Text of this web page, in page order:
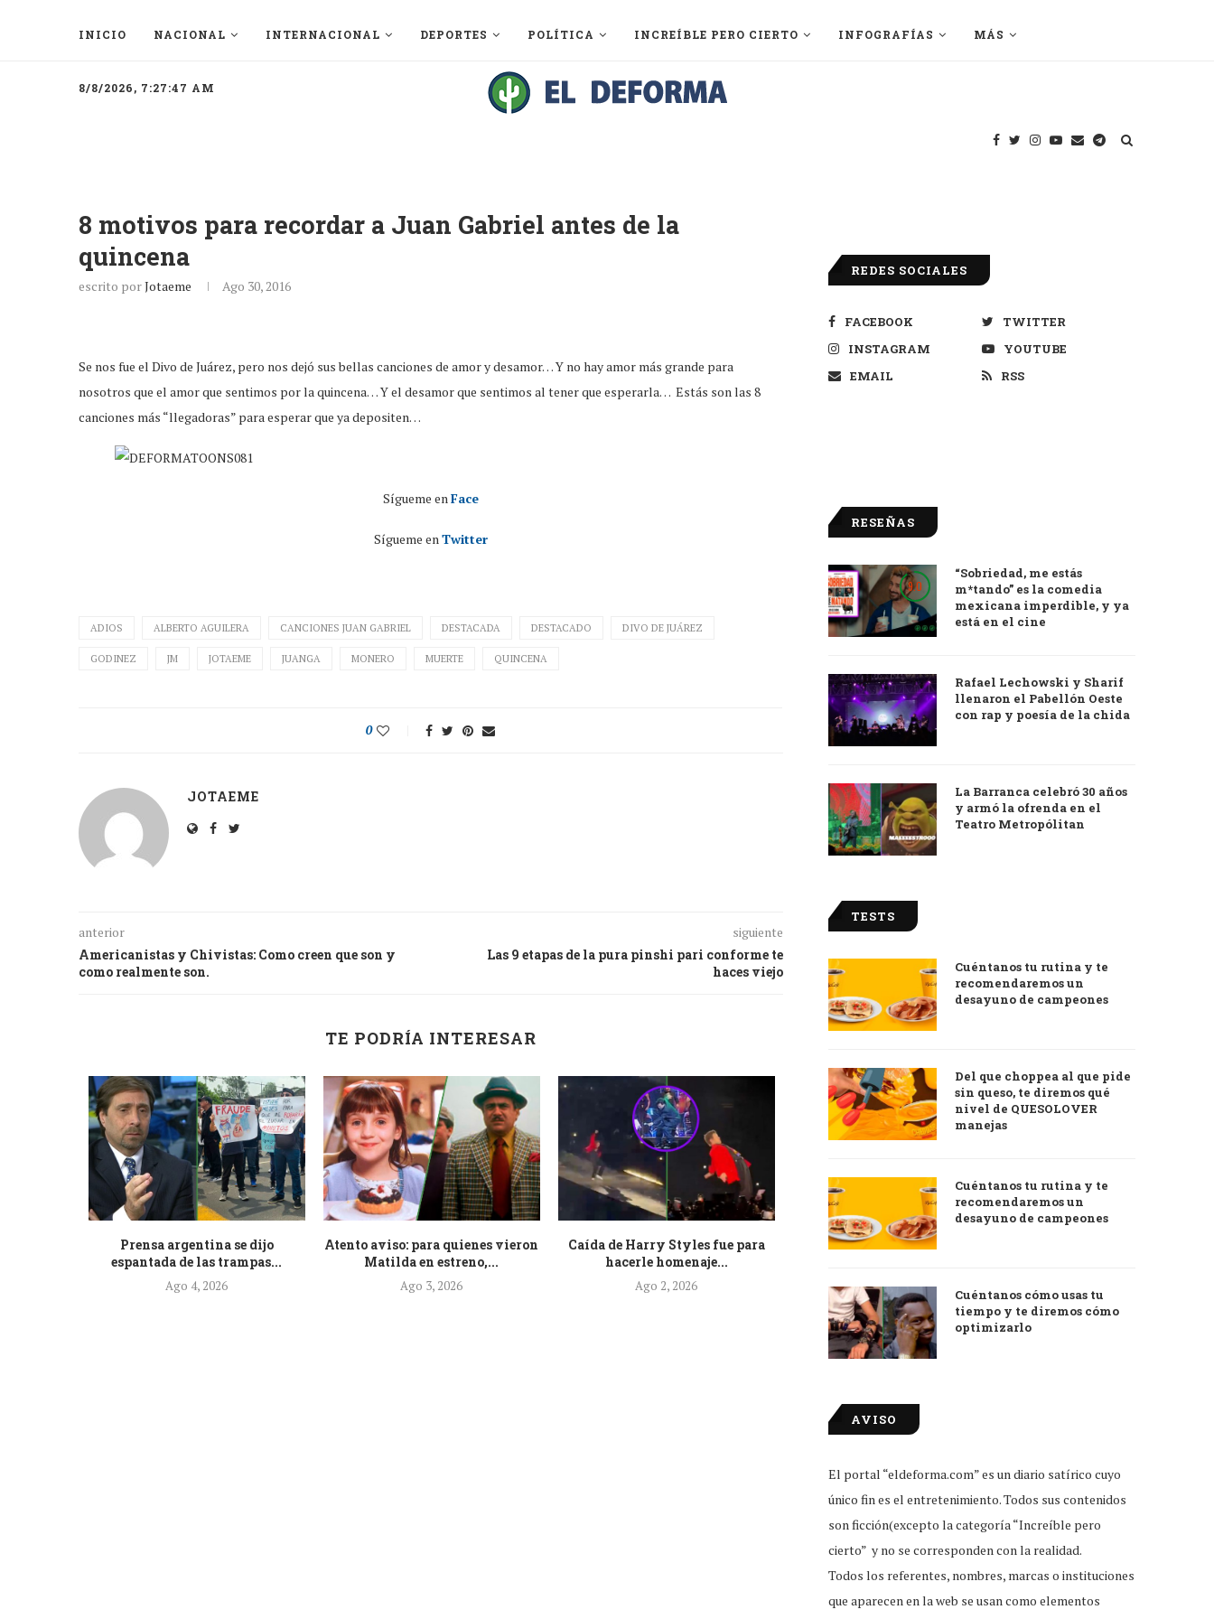
INICIO NACIONAL INTERNACIONAL DEPORTES POLÍTICA INCREÍBLE PERO CIERTO INFOGRAFÍAS MÁS
8/8/2026, 7:27:47 AM
8 motivos para recordar a Juan Gabriel antes de la
quincena
escrito porJotaeme Ago 30, 2016
Se nos fue el Divo de Juárez, pero nos dejó sus bellas canciones de amor y desamor… Y no hay amor más grande para
nosotros que el amor que sentimos por la quincena… Y el desamor que sentimos al tener que esperarla… Estás son las 8
canciones más “llegadoras” para esperar que ya depositen…
Sígueme enFace
Sígueme enTwitter
ADIOS ALBERTO AGUILERA CANCIONES JUAN GABRIEL DESTACADA DESTACADO DIVO DE JUÁREZ
GODINEZ JM JOTAEME JUANGA MONERO MUERTE QUINCENA
0
JOTAEME
anterior
Americanistas y Chivistas: Como creen que son y
como realmente son.
siguiente
Las 9 etapas de la pura pinshi pari conforme te
haces viejo
TE PODRÍA INTERESAR
Prensa argentina se dijo
espantada de las trampas...
Ago 4, 2026
Atento aviso: para quienes vieron
Matilda en estreno,...
Ago 3, 2026
Caída de Harry Styles fue para
hacerle homenaje...
Ago 2, 2026
Estudiante que reprobó examen de
Jul 31, 2026
REDES SOCIALES
FACEBOOK
TWITTER
INSTAGRAM
YOUTUBE
EMAIL
RSS
RESEÑAS
9.0
“Sobriedad, me estás
m*tando” es la comedia
mexicana imperdible, y ya
está en el cine
Rafael Lechowski y Sharif
llenaron el Pabellón Oeste
con rap y poesía de la chida
La Barranca celebró 30 años
y armó la ofrenda en el
Teatro Metropólitan
TESTS
Cuéntanos tu rutina y te
recomendaremos un
desayuno de campeones
Del que choppea al que pide
sin queso, te diremos qué
nivel de QUESOLOVER
manejas
Cuéntanos tu rutina y te
recomendaremos un
desayuno de campeones
Cuéntanos cómo usas tu
tiempo y te diremos cómo
optimizarlo
AVISO
El portal “eldeforma.com” es un diario satírico cuyo
único fin es el entretenimiento. Todos sus contenidos
son ficción(excepto la categoría “Increíble pero
cierto” y no se corresponden con la realidad.
Todos los referentes, nombres, marcas o instituciones
que aparecen en la web se usan como elementos